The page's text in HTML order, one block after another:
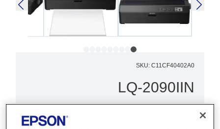
SKU: C11CF40402A0
LQ-2090IIN
מדפסת סיכות להדפסה ברשת עם 24
פינים, 136 עמודות, המתאפיינת